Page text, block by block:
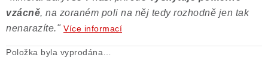
vzácně, na zoraném poli na něj tedy rozhodně jen tak
nenarazíte." Více informací
Položka byla vyprodána…